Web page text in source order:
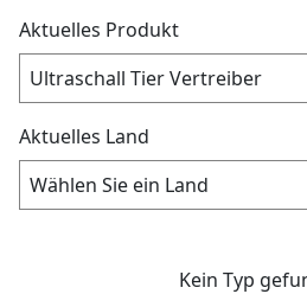
Aktuelles Produkt
Aktuelles Land
Kein Typ